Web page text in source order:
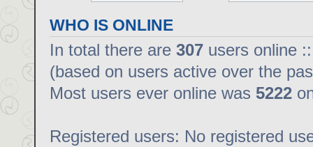
WHO IS ONLINE
In total there are 307 users online
(based on users active over the
Most users ever online was 5222
Registered users: No registered